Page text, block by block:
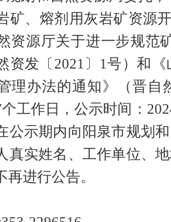
矿、熔剂用灰岩矿资源
资源厅关于进一步规
资发〔2021〕1号）和
理办法的通知》（晋自
工作日，公示时间：202
公示期内向阳泉市规划
真实姓名、工作单位、
再进行公告。